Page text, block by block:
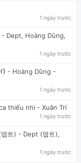
1 ngày trước
- Dept, Hoàng Dũng,
1 ngày trước
- Hoàng Dũng -
1 ngày trước
thiếu nhi - Xuân Trí
1 ngày trước
트) - Dept (뎁트),
1 ngày trước